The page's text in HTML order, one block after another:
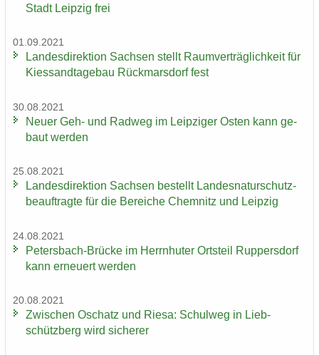
Stadt Leip­zig frei
01.09.2021
Lan­des­di­rek­ti­on Sach­sen stellt Ra­um­ver­träg­lich­keit für
Kies­sand­ta­ge­bau Rück­mars­dorf fest
30.08.2021
Neuer Geh- und Rad­weg im Leip­zi­ger Osten kann ge­
baut wer­den
25.08.2021
Lan­des­di­rek­ti­on Sach­sen be­stellt Lan­des­na­tur­schutz­
be­auf­trag­te für die Be­rei­che Chem­nitz und Leip­zig
24.08.2021
Petersbach-​Brücke im Herrn­hu­ter Orts­teil Rup­pers­dorf
kann er­neu­ert wer­den
20.08.2021
Zwi­schen Oschatz und Riesa: Schul­weg in Lieb­
schütz­berg wird si­che­rer